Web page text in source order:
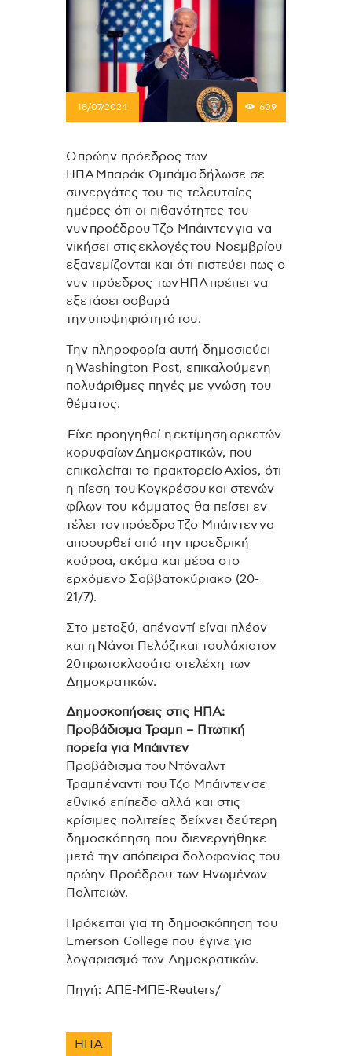
18/07/2024 609
Ο πρώην πρόεδρος των
ΗΠΑ Μπαράκ Ομπάμα δήλωσε σε
συνεργάτες του τις τελευταίες
ημέρες ότι οι πιθανότητες του
νυν προέδρου Τζο Μπάιντεν για να
νικήσει στις εκλογές του Νοεμβρίου
εξανεμίζονται και ότι πιστεύει πως ο
νυν πρόεδρος των ΗΠΑ πρέπει να
εξετάσει σοβαρά
την υποψηφιότητά του.
Την πληροφορία αυτή δημοσιεύει
η Washington Post, επικαλούμενη
πολυάριθμες πηγές με γνώση του
θέματος.
Είχε προηγηθεί η εκτίμηση αρκετών
κορυφαίων Δημοκρατικών, που
επικαλείται το πρακτορείο Axios, ότι
η πίεση του Κογκρέσου και στενών
φίλων του κόμματος θα πείσει εν
τέλει τον πρόεδρο Τζο Μπάιντεν να
αποσυρθεί από την προεδρική
κούρσα, ακόμα και μέσα στο
ερχόμενο Σαββατοκύριακο (20-
21/7).
Στο μεταξύ, απέναντί είναι πλέον
και η Νάνσι Πελόζι και τουλάχιστον
20 πρωτοκλασάτα στελέχη των
Δημοκρατικών.
Δημοσκοπήσεις στις ΗΠΑ:
Προβάδισμα Τραμπ – Πτωτική
πορεία για Μπάιντεν
Προβάδισμα του Ντόναλντ
Τραμπ έναντι του Τζο Μπάιντεν σε
εθνικό επίπεδο αλλά και στις
κρίσιμες πολιτείες δείχνει δεύτερη
δημοσκόπηση που διενεργήθηκε
μετά την απόπειρα δολοφονίας του
πρώην Προέδρου των Ηνωμένων
Πολιτειών.
Πρόκειται για τη δημοσκόπηση του
Emerson College που έγινε για
λογαριασμό των Δημοκρατικών.
Πηγή: ΑΠΕ-ΜΠΕ-Reuters/
ΗΠΑ